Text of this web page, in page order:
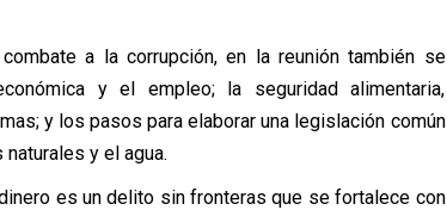
a la corrupción, en la reunión también se
y el empleo; la seguridad alimentaria,
y los pasos para elaborar una legislación común
y el agua.
es un delito sin fronteras que se fortalece con